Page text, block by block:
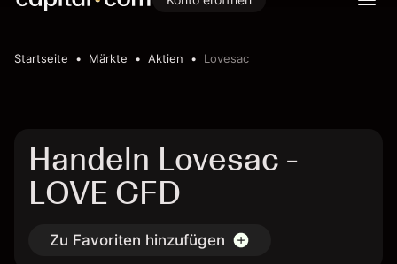
Startseite Märkte Aktien Lovesac
Handeln Lovesac -
LOVE CFD
Zu Favoriten hinzufügen